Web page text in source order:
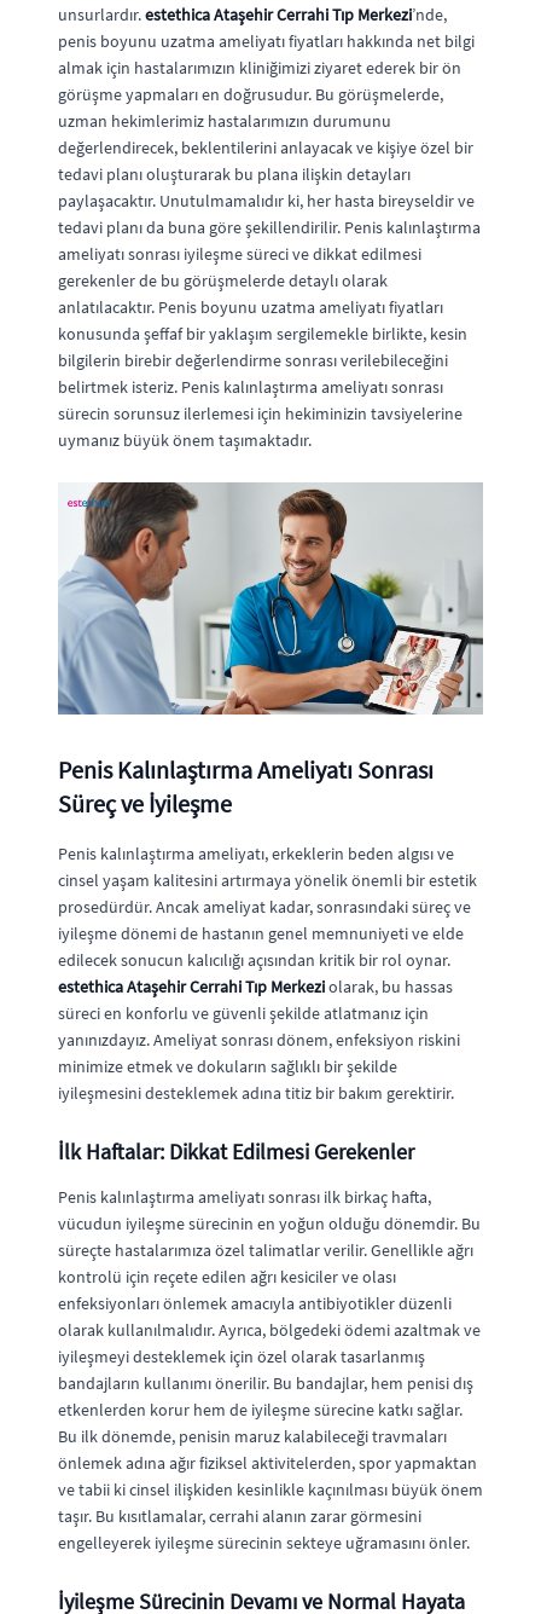
unsurlardır.estethica Ataşehir Cerrahi Tıp Merkezi’nde,
penis boyunu uzatma ameliyatı fiyatları hakkında net bilgi
almak için hastalarımızın kliniğimizi ziyaret ederek bir ön
görüşme yapmaları en doğrusudur. Bu görüşmelerde,
uzman hekimlerimiz hastalarımızın durumunu
değerlendirecek, beklentilerini anlayacak ve kişiye özel bir
tedavi planı oluşturarak bu plana ilişkin detayları
paylaşacaktır. Unutulmamalıdır ki, her hasta bireyseldir ve
tedavi planı da buna göre şekillendirilir. Penis kalınlaştırma
ameliyatı sonrası iyileşme süreci ve dikkat edilmesi
gerekenler de bu görüşmelerde detaylı olarak
anlatılacaktır. Penis boyunu uzatma ameliyatı fiyatları
konusunda şeffaf bir yaklaşım sergilemekle birlikte, kesin
bilgilerin birebir değerlendirme sonrası verilebileceğini
belirtmek isteriz. Penis kalınlaştırma ameliyatı sonrası
sürecin sorunsuz ilerlemesi için hekiminizin tavsiyelerine
uymanız büyük önem taşımaktadır.
Penis Kalınlaştırma Ameliyatı Sonrası
Süreç ve İyileşme
Penis kalınlaştırma ameliyatı, erkeklerin beden algısı ve
cinsel yaşam kalitesini artırmaya yönelik önemli bir estetik
prosedürdür. Ancak ameliyat kadar, sonrasındaki süreç ve
iyileşme dönemi de hastanın genel memnuniyeti ve elde
edilecek sonucun kalıcılığı açısından kritik bir rol oynar.
estethica Ataşehir Cerrahi Tıp Merkeziolarak, bu hassas
süreci en konforlu ve güvenli şekilde atlatmanız için
yanınızdayız. Ameliyat sonrası dönem, enfeksiyon riskini
minimize etmek ve dokuların sağlıklı bir şekilde
iyileşmesini desteklemek adına titiz bir bakım gerektirir.
İlk Haftalar: Dikkat Edilmesi Gerekenler
Penis kalınlaştırma ameliyatı sonrası ilk birkaç hafta,
vücudun iyileşme sürecinin en yoğun olduğu dönemdir. Bu
süreçte hastalarımıza özel talimatlar verilir. Genellikle ağrı
kontrolü için reçete edilen ağrı kesiciler ve olası
enfeksiyonları önlemek amacıyla antibiyotikler düzenli
olarak kullanılmalıdır. Ayrıca, bölgedeki ödemi azaltmak ve
iyileşmeyi desteklemek için özel olarak tasarlanmış
bandajların kullanımı önerilir. Bu bandajlar, hem penisi dış
etkenlerden korur hem de iyileşme sürecine katkı sağlar.
Bu ilk dönemde, penisin maruz kalabileceği travmaları
önlemek adına ağır fiziksel aktivitelerden, spor yapmaktan
ve tabii ki cinsel ilişkiden kesinlikle kaçınılması büyük önem
taşır. Bu kısıtlamalar, cerrahi alanın zarar görmesini
engelleyerek iyileşme sürecinin sekteye uğramasını önler.
İyileşme Sürecinin Devamı ve Normal Hayata